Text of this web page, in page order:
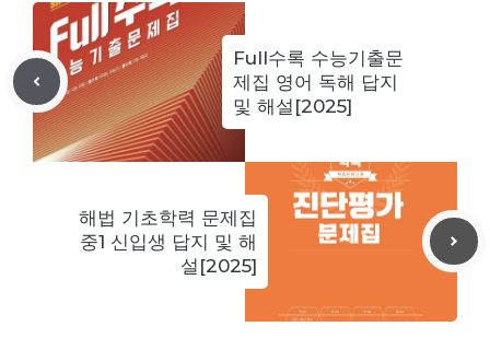
Full수록 수능기출문
제집 영어 독해 답지
및 해설[2025]
해법 기초학력 문제집
중1 신입생 답지 및 해
설[2025]